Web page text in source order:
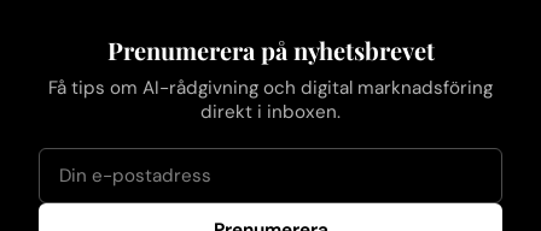
Prenumerera på nyhetsbrevet
Få tips om AI-rådgivning och digital marknadsföring
direkt i inboxen.